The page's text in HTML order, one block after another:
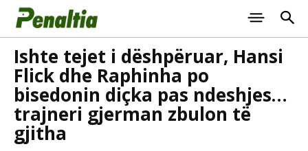
Ishte tejet i dëshpëruar, Hansi
Flick dhe Raphinha po
bisedonin diçka pas ndeshjes…
trajneri gjerman zbulon të
gjitha